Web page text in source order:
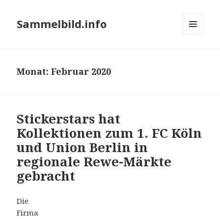
Sammelbild.info
Monat:Februar 2020
Stickerstars hat
Kollektionen zum 1. FC Köln
und Union Berlin in
regionale Rewe-Märkte
gebracht
Die
Firma